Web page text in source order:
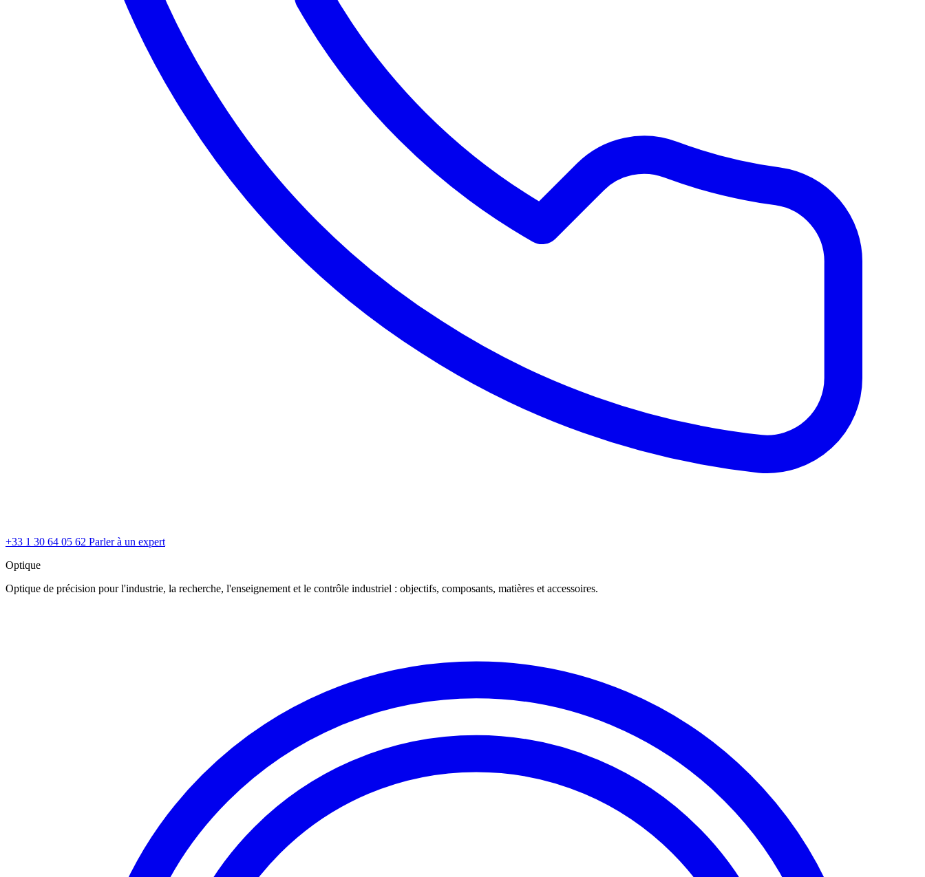
+33 1 30 64 05 62 Parler à un expert
Optique
Optique de précision pour l'industrie, la recherche, l'enseignement et le contrôle industriel : objectifs, composants, matières et accessoires.